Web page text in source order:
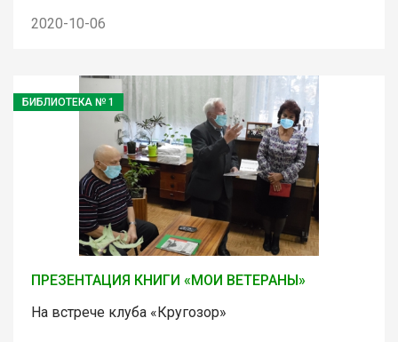
2020-10-06
БИБЛИОТЕКА № 1
ПРЕЗЕНТАЦИЯ КНИГИ «МОИ ВЕТЕРАНЫ»
На встрече клуба «Кругозор»